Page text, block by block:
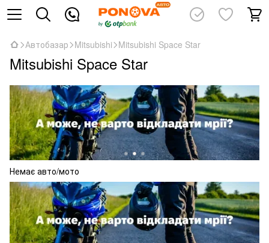
Автобазар Mitsubishi Mitsubishi Space Star
Mitsubishi Space Star
Немає авто/мото